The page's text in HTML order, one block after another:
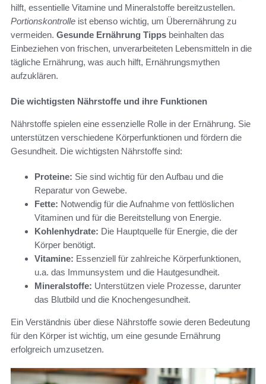
hilft, essentielle Vitamine und Mineralstoffe bereitzustellen.
Portionskontrolle ist ebenso wichtig, um Überernährung zu
vermeiden. Gesunde Ernährung Tipps beinhalten das
Einbeziehen von frischen, unverarbeiteten Lebensmitteln in die
tägliche Ernährung, was auch hilft, Ernährungsmythen
aufzuklären.
Die wichtigsten Nährstoffe und ihre Funktionen
Nährstoffe spielen eine essenzielle Rolle in der Ernährung. Sie
unterstützen verschiedene Körperfunktionen und fördern die
Gesundheit. Die wichtigsten Nährstoffe sind:
Proteine: Sie sind wichtig für den Aufbau und die
Reparatur von Gewebe.
Fette: Notwendig für die Aufnahme von fettlöslichen
Vitaminen und für die Bereitstellung von Energie.
Kohlenhydrate: Die Hauptquelle für Energie, die der
Körper benötigt.
Vitamine: Essenziell für zahlreiche Körperfunktionen,
u.a. das Immunsystem und die Hautgesundheit.
Mineralstoffe: Unterstützen viele Prozesse, darunter
das Blutbild und die Knochengesundheit.
Ein Verständnis über diese Nährstoffe sowie deren Bedeutung
für den Körper ist wichtig, um eine gesunde Ernährung
erfolgreich umzusetzen.